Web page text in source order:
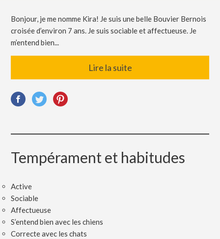
Bonjour, je me nomme Kira! Je suis une belle Bouvier Bernois
croisée d’environ 7 ans. Je suis sociable et affectueuse. Je
m’entend bien...
Lire la suite
Tempérament et habitudes
Active
Sociable
Affectueuse
S’entend bien avec les chiens
Correcte avec les chats